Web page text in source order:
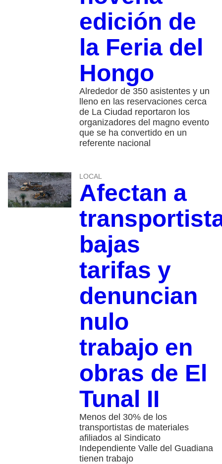
edición de
la Feria del
Hongo
Alrededor de 350 asistentes y un
lleno en las reservaciones cerca
de La Ciudad reportaron los
organizadores del magno evento
que se ha convertido en un
referente nacional
LOCAL
Afectan a
bajas
tarifas y
denuncian
nulo
trabajo en
obras de El
Tunal II
Menos del 30% de los
transportistas de materiales
afiliados al Sindicato
Independiente Valle del Guadiana
tienen trabajo